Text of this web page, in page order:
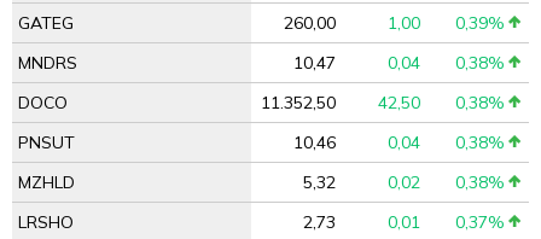
GATEG
260,00 1,00
0,39%
MNDRS
10,47 0,04
0,38%
DOCO
11.352,50 42,50
0,38%
PNSUT
10,46 0,04
0,38%
MZHLD
5,32 0,02
0,38%
LRSHO
2,73 0,01
0,37%